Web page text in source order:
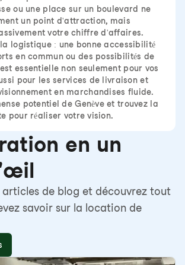
ou une place sur un boulevard ne
un point d'attraction, mais
votre chiffre d'affaires.
la logistique : une bonne accessibilité
en commun ou des possibilités de
essentielle non seulement pour vos
pour les services de livraison et
en marchandises fluide.
potentiel de Genève et trouvez la
pour réaliser votre vision.
en un
articles de blog et découvrez tout
savoir sur la location de